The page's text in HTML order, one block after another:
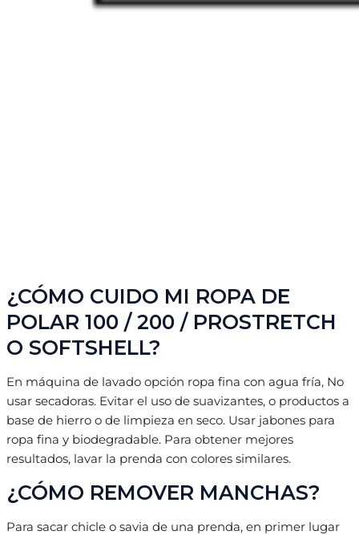
¿CÓMO CUIDO MI ROPA DE
POLAR 100 / 200 / PROSTRETCH
O SOFTSHELL?
En máquina de lavado opción ropa fina con agua fría, No
usar secadoras. Evitar el uso de suavizantes, o productos a
base de hierro o de limpieza en seco. Usar jabones para
ropa fina y biodegradable. Para obtener mejores
resultados, lavar la prenda con colores similares.
¿CÓMO REMOVER MANCHAS?
Para sacar chicle o savia de una prenda, en primer lugar